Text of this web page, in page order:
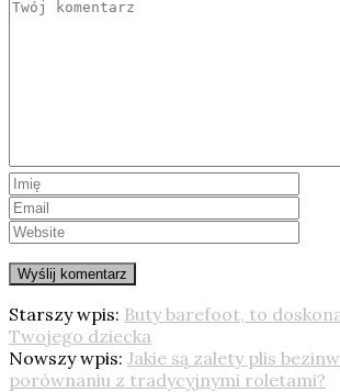
Starszy wpis: Buty barefoot, to
Twojego dziecka
Nowszy wpis: Jakie są zalety plis
porównaniu z tradycyjnymi roletami?